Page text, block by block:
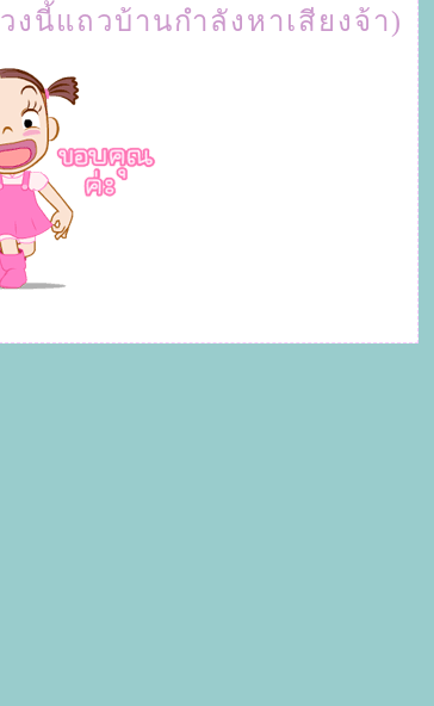
งนี้แถวบ้านกำลังหาเสียงจ้า)